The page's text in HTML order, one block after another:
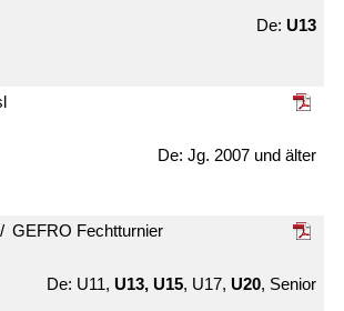
U13
Jg. 2007 und älter
GEFRO Fecht­turnier
U11, U13, U15, U17, U20, Senior